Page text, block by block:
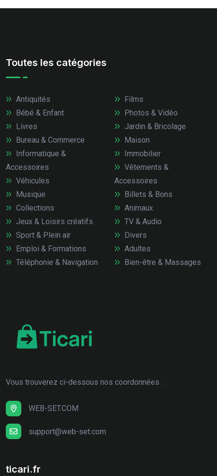
Toutes les catégories
Antiquités
Bébé & Enfant
Livres
Bureau & Commerce
Informatique &
Accessoires
Véhicules
Films
Photos & Vidéo
Jardin & Bricolage
Maison
Immobilier
Vêtements &
Accessoires
Musique
Collections
Jeux & Loisirs créatifs
Sport & Plein air
Emploi & Formations
Téléphonie & Navigation
Billets & Bons
Animaux
TV & Audio
Divers
Adultes
Bien-être & Massages
Vous trouverez ci-dessous nos coordonnées :
WEB-SET.COM
support@web-set.com
ticari.fr